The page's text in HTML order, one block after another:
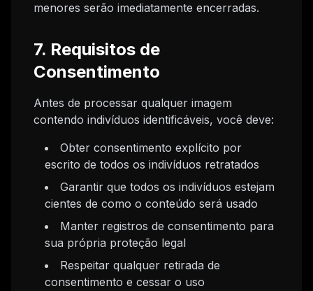
menores serão imediatamente encerradas.
7. Requisitos de
Consentimento
Antes de processar qualquer imagem
contendo indivíduos identificáveis, você deve:
Obter consentimento explícito por
escrito de todos os indivíduos retratados
Garantir que todos os indivíduos estejam
cientes de como o conteúdo será usado
Manter registros de consentimento para
sua própria proteção legal
Respeitar qualquer retirada de
consentimento e cessar o uso